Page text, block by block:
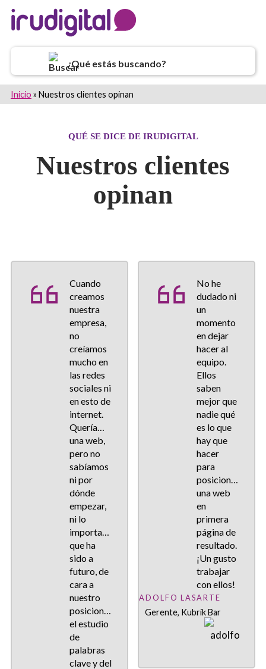
¿Qué estás buscando?
Inicio » Nuestros clientes opinan
QUÉ SE DICE DE IRUDIGITAL
Nuestros clientes
opinan
Cuando
creamos
nuestra
empresa,
no
creíamos
mucho en
las redes
sociales ni
en esto de
internet.
Queríamos
una web,
pero no
sabíamos
ni por
dónde
empezar,
ni lo
importante
que ha
sido a
futuro, de
cara a
nuestro
posicionamiento,
el estudio
de
palabras
clave y del
No he
dudado ni
un
momento
en dejar
hacer al
equipo.
Ellos
saben
mejor que
nadie qué
es lo que
hay que
hacer
para
posicionar
una web
en
primera
página de
resultado.
¡Un gusto
trabajar
con ellos!
ADOLFO LASARTE
Gerente, Kubrik Bar